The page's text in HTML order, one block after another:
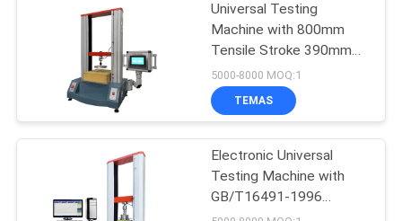
Çekme Test Cihazı
Universal Testing
Machine with 800mm
Tensile Stroke 390mm
Testing Width and Two-
Year Warranty for Foam
IFD Hardness Testing
5000-8000 MOQ:1
TEMAS
Electronic Universal
Testing Machine with
GB/T16491-1996
Standard Customizable